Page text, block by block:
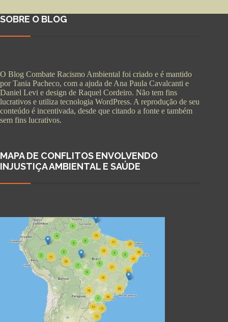
SOBRE O BLOG
O Blog Combate Racismo Ambiental foi criado e é mantido
por Tania Pacheco, com a ajuda de Ana Paula Cavalcanti e
Daniel Levi e design de Raquel Cordeiro. Não tem fins
lucrativos e utiliza tecnologia WordPress. A reprodução de seu
conteúdo é incentivada, desde que citando a fonte e também
sem fins lucrativos.
MAPA DE CONFLITOS ENVOLVENDO
INJUSTIÇA AMBIENTAL E SAÚDE